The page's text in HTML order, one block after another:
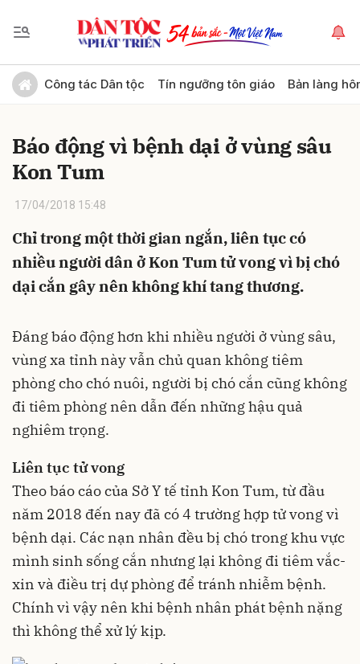
Công tác Dân tộc Tín ngưỡng tôn giáo Bản làng
Báo động vì bệnh dại ở vùng sâu
Kon Tum
17/04/2018 15:48
Chỉ trong một thời gian ngắn, liên tục có
nhiều người dân ở Kon Tum tử vong vì bị chó
dại cắn gây nên không khí tang thương.
Đáng báo động hơn khi nhiều người ở vùng sâu,
vùng xa tỉnh này vẫn chủ quan không tiêm
phòng cho chó nuôi, người bị chó cắn cũng không
đi tiêm phòng nên dẫn đến những hậu quả
nghiêm trọng.
Liên tục tử vong
Theo báo cáo của Sở Y tế tỉnh Kon Tum, từ đầu
năm 2018 đến nay đã có 4 trường hợp tử vong vì
bệnh dại. Các nạn nhân đều bị chó trong khu vực
mình sinh sống cắn nhưng lại không đi tiêm vắc-
xin và điều trị dự phòng để tránh nhiễm bệnh.
Chính vì vậy nên khi bệnh nhân phát bệnh nặng
thì không thể xử lý kịp.
Gửi bình luận
Hủy